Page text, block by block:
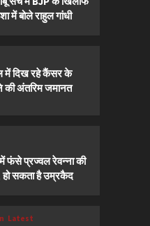
में बोले राहुल गांधी
में दिख रहे कैंसर के
की अंतरिम जमानत
प्रज्वल रेवन्ना की
हो सकता है उम्रकैद
Latest